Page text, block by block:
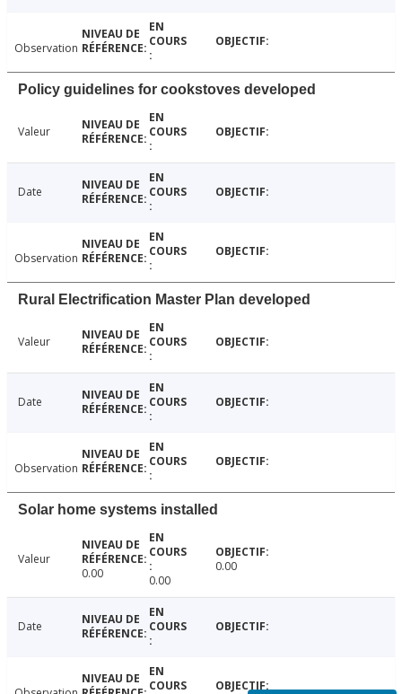
Observation
Policy guidelines for cookstoves developed
Valeur
Date
Observation
Rural Electrification Master Plan developed
Valeur
Date
Observation
Solar home systems installed
Valeur
0.00
0.00
0.00
Date